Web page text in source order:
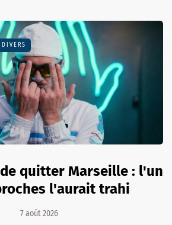
quitter Marseille : l'un
l'aurait trahi
7 août 2026